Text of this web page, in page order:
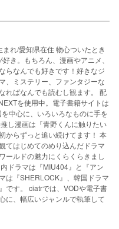
大人たちの姿を見てい
とについて改めて考え
技も素晴らしいので、
作品です！
れ/愛知県在住 物心ついたとき
き。もちろん、漫画やアニメ、
らなんでも好きです！好きなジ
、ミステリー、ファンタジーな
ればなんでも読むし観ます。 配
を使用中。電子書籍サイトは
中心に、いろいろなものに手を
し漫画は『青野くんに触りたい
からずっと追い続けてます！ 本
てはじめてのめり込んだドラマ
ールドの魅力にくらくらきまし
ドラマは『MIU404』と『アン
は『SHERLOCK』、韓国ドラマ
です。 ciatrでは、VODや電子書
に、幅広いジャンルで執筆して